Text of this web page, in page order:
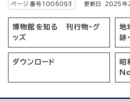
ページ番号1006093 更新日 2025年
博物館を知る 刊行物・グ
ッズ
地
跡
ダウンロード
昭